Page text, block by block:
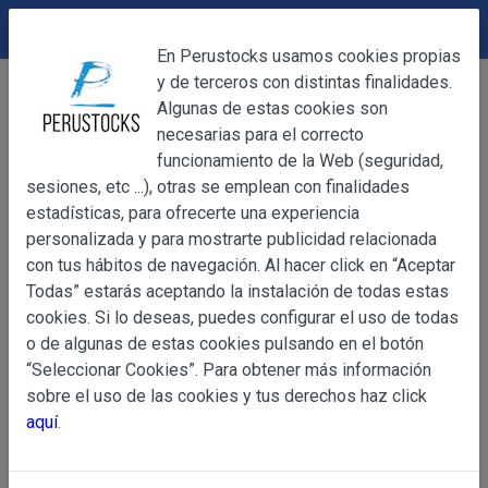
Accesorios
Pulseras
Pulsera de cuentas transparentes flores
OBJETO
Información
Básica
sobre
de Datos
OBJETO
Las presentes Condiciones Generales regulan la
web www.perustocks.es, del que es titular ALBERT
YACARINE (en adelante, PERUSTOCKS).
La adquisición de cualesquiera de los productos
DEVOLUCIONES
En Perustocks usamos cookies propias
y de terceros con distintas finalidades.
Algunas de estas cookies son
necesarias para el correcto
funcionamiento de la Web (seguridad,
sesiones, etc ...), otras se emplean con finalidades
estadísticas, para ofrecerte una experiencia
personalizada y para mostrarte publicidad relacionada
con tus hábitos de navegación. Al hacer click en “Aceptar
Todas” estarás aceptando la instalación de todas estas
cookies. Si lo deseas, puedes configurar el uso de todas
o de algunas de estas cookies pulsando en el botón
“Seleccionar Cookies”. Para obtener más información
sobre el uso de las cookies y tus derechos haz click
aquí.